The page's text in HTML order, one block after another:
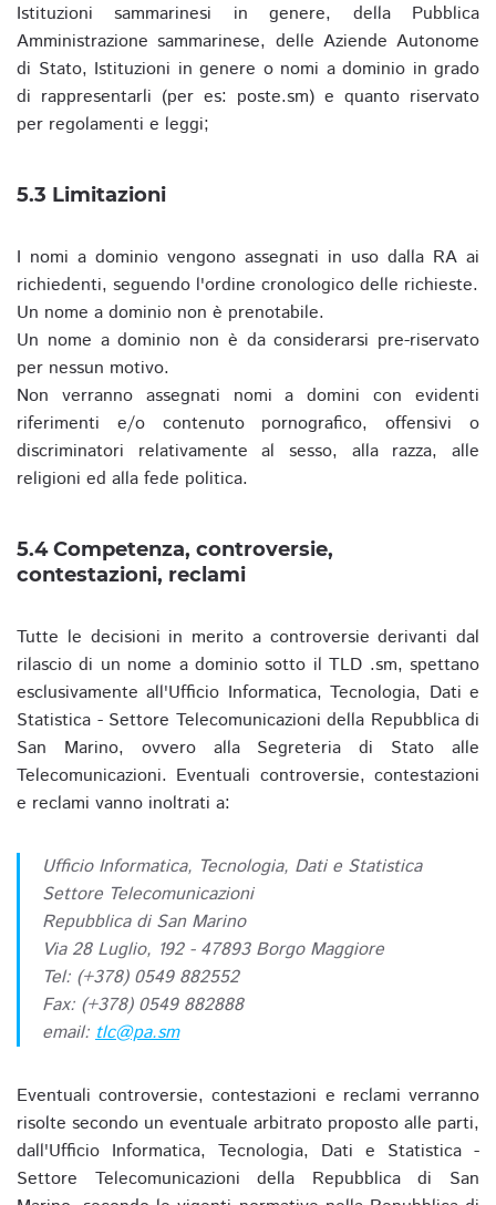
Istituzioni sammarinesi in genere, della Pubblica
Amministrazione sammarinese, delle Aziende Autonome
di Stato, Istituzioni in genere o nomi a dominio in grado
di rappresentarli (per es: poste.sm) e quanto riservato
per regolamenti e leggi;
5.3 Limitazioni
I nomi a dominio vengono assegnati in uso dalla RA ai
richiedenti, seguendo l'ordine cronologico delle richieste.
Un nome a dominio non è prenotabile.
Un nome a dominio non è da considerarsi pre-riservato
per nessun motivo.
Non verranno assegnati nomi a domini con evidenti
riferimenti e/o contenuto pornografico, offensivi o
discriminatori relativamente al sesso, alla razza, alle
religioni ed alla fede politica.
5.4 Competenza, controversie,
contestazioni, reclami
Tutte le decisioni in merito a controversie derivanti dal
rilascio di un nome a dominio sotto il TLD .sm, spettano
esclusivamente all'Ufficio Informatica, Tecnologia, Dati e
Statistica - Settore Telecomunicazioni della Repubblica di
San Marino, ovvero alla Segreteria di Stato alle
Telecomunicazioni. Eventuali controversie, contestazioni
e reclami vanno inoltrati a:
Ufficio Informatica, Tecnologia, Dati e Statistica
Settore Telecomunicazioni
Repubblica di San Marino
Via 28 Luglio, 192 - 47893 Borgo Maggiore
Tel: (+378) 0549 882552
Fax: (+378) 0549 882888
email: tlc@pa.sm
Eventuali controversie, contestazioni e reclami verranno
risolte secondo un eventuale arbitrato proposto alle parti,
dall'Ufficio Informatica, Tecnologia, Dati e Statistica -
Settore Telecomunicazioni della Repubblica di San